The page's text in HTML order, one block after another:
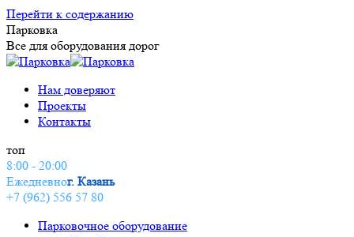
Перейти к содержанию
Парковка
Все для оборудования дорог
Нам доверяют
Проекты
Контакты
топ
8:00 - 20:00
Ежедневног. Казань
+7 (962) 556 57 80
Парковочное оборудование